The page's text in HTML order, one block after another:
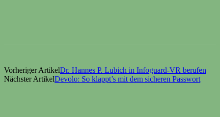
Vorheriger ArtikelDr. Hannes P. Lubich in Infoguard-VR berufen
Nächster ArtikelDevolo: So klappt’s mit dem sicheren Passwort